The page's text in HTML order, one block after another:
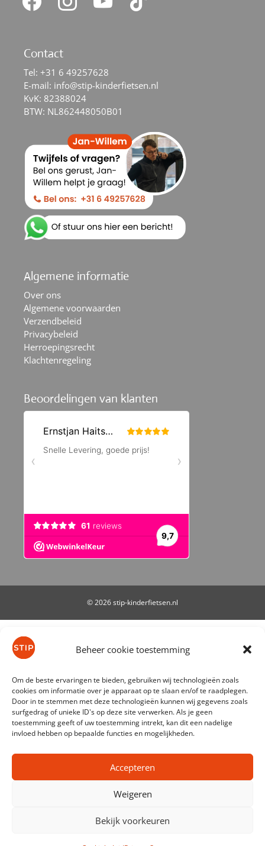
Beheer cookie toestemming
Om de beste ervaringen te bieden, gebruiken wij technologieën zoals
cookies om informatie over je apparaat op te slaan en/of te raadplegen.
Door in te stemmen met deze technologieën kunnen wij gegevens zoals
surfgedrag of unieke ID's op deze site verwerken. Als je geen
toestemming geeft of uw toestemming intrekt, kan dit een nadelige
invloed hebben op bepaalde functies en mogelijkheden.
Accepteren
Weigeren
Bekijk voorkeuren
Contact
Tel: +31 6 49257628
E-mail: info@stip-kinderfietsen.nl
KvK: 82388024
BTW: NL862448050B01
Algemene informatie
Over ons
Algemene voorwaarden
Verzendbeleid
Privacybeleid
Herroepingsrecht
Klachtenregeling
Beoordelingen van klanten
© 2026 stip-kinderfietsen.nl
WebwinkelKeur Reviewsis 9.7/10 gebaseerd op 61